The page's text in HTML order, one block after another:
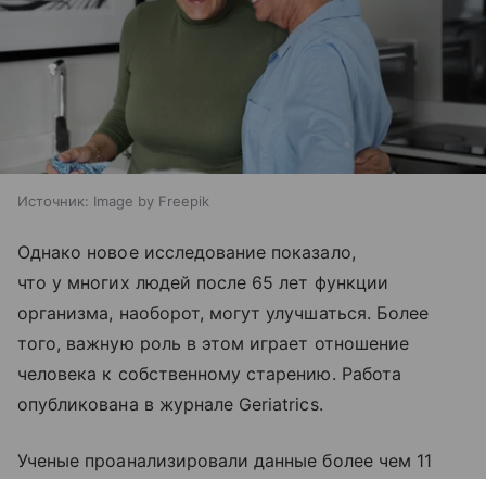
Источник: Image by Freepik
Однако новое исследование показало,
что у многих людей после 65 лет функции
организма, наоборот, могут улучшаться. Более
того, важную роль в этом играет отношение
человека к собственному старению. Работа
опубликована в журнале Geriatrics.
Ученые проанализировали данные более чем 11